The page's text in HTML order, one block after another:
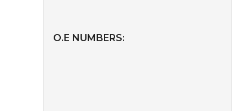
O.E NUMBERS: